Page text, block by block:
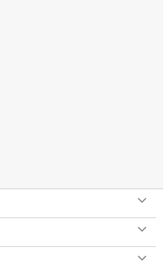
est aussi possible dans les